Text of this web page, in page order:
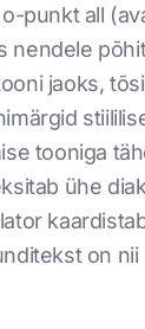
punkt all
nendele
jaoks,
tooniga
ühe
on nii